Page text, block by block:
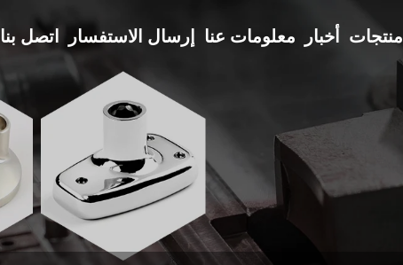
منتجات أخبار معلومات عنا إرسال الاستفسار اتصل بنا